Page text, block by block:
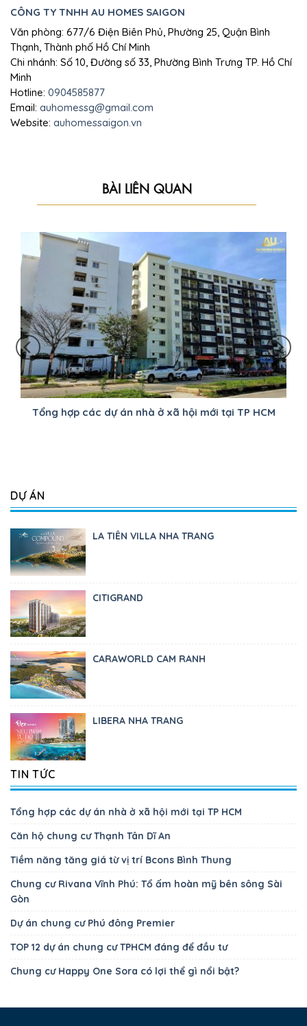
CÔNG TY TNHH AU HOMES SAIGON
Văn phòng: 677/6 Điện Biên Phủ, Phường 25, Quận Bình
Thạnh, Thành phố Hồ Chí Minh
Chi nhánh: Số 10, Đường số 33, Phường Bình Trưng TP. Hồ Chí
Minh
Hotline: 0904585877
Email: auhomessg@gmail.com
Website: auhomessaigon.vn
BÀI LIÊN QUAN
Tổng hợp các dự án nhà ở xã hội mới tại TP HCM
DỰ ÁN
LA TIÊN VILLA NHA TRANG
CITIGRAND
CARAWORLD CAM RANH
LIBERA NHA TRANG
TIN TỨC
Tổng hợp các dự án nhà ở xã hội mới tại TP HCM
Căn hộ chung cư Thạnh Tân Dĩ An
Tiềm năng tăng giá từ vị trí Bcons Bình Thung
Chung cư Rivana Vĩnh Phú: Tổ ấm hoàn mỹ bên sông Sài
Gòn
Dự án chung cư Phú đông Premier
TOP 12 dự án chung cư TPHCM đáng để đầu tư
Chung cư Happy One Sora có lợi thể gì nổi bật?